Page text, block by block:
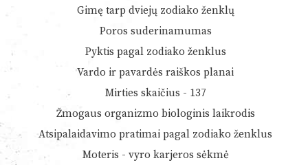
Gimę tarp dviejų zodiako ženklų
Poros suderinamumas
Pyktis pagal zodiako ženklus
Vardo ir pavardės raiškos planai
Mirties skaičius - 137
Žmogaus organizmo biologinis laikrodis
Atsipalaidavimo pratimai pagal zodiako ženklus
Moteris - vyro karjeros sėkmė